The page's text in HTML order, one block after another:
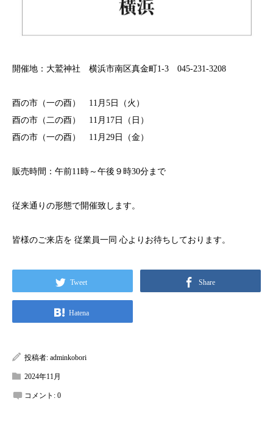
開催地：大鷲神社 横浜市南区真金町1-3 045-231-3208
酉の市（一の酉） 11月5日（火）
酉の市（二の酉） 11月17日（日）
酉の市（一の酉） 11月29日（金）
販売時間：午前11時～午後９時30分まで
従来通りの形態で開催致します。
皆様のご来店を 従業員一同 心よりお待ちしております。
Tweet Share
Hatena
投稿者: adminkobori
2024年11月
コメント: 0